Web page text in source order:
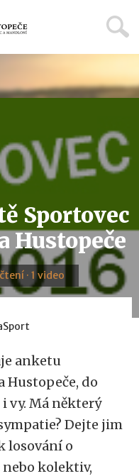
Sportovec
Hustopeče
· 1 video
Sport
anketu
Hustopeče, do
vy. Má některý
Dejte jim
losování o
kolektiv,